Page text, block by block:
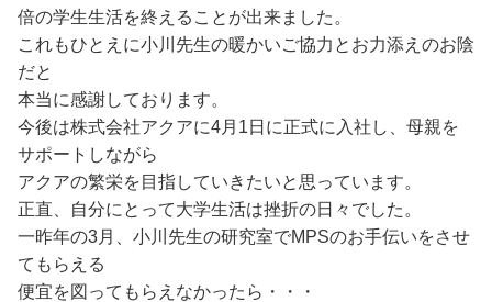
倍の学生生活を終えることが出来ました。
これもひとえに小川先生の暖かいご協力とお力添えのお陰
だと
本当に感謝しております。
今後は株式会社アクアに4月1日に正式に入社し、母親を
サポートしながら
アクアの繁栄を目指していきたいと思っています。
正直、自分にとって大学生活は挫折の日々でした。
一昨年の3月、小川先生の研究室でMPSのお手伝いをさせ
てもらえる
便宜を図ってもらえなかったら・・・